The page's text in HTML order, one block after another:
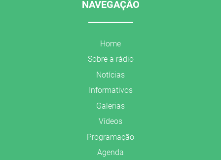
NAVEGAÇÃO
Home
Sobre a rádio
Notícias
Informativos
Galerias
Vídeos
Programação
Agenda